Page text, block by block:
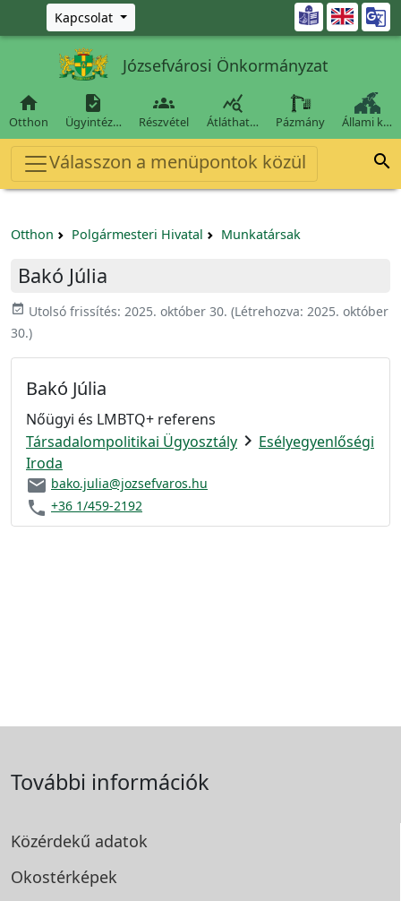
Ugrás a fő tartalomra
Kapcsolat 
Józsefvárosi Önkormányzat

Otthon

Ügyintéz…

Részvétel

Átláthat… Pázmány Állami k…
Válasszon a menüpontok közül 
Otthon Polgármesteri Hivatal Munkatársak
Bakó Júlia
event_available Utolsó frissítés: 2025. október 30. (Létrehozva: 2025. október
30.)
Bakó Júlia
Nőügyi és LMBTQ+ referens
Társadalompolitikai Ügyosztály chevron_right Esélyegyenlőségi
Iroda
email bako.julia@jozsefvaros.hu
phone +36 1/459-2192
További információk
Közérdekű adatok
Okostérképek